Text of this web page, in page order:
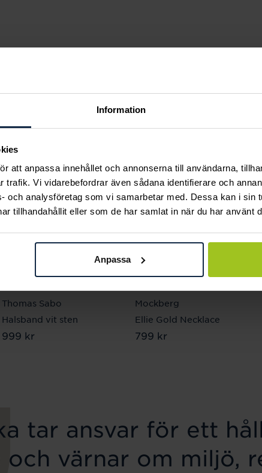
Information
att anpassa innehållet och annonserna till användarna,
trafik. Vi vidarebefordrar även sådana identifierare och
och analysföretag som vi samarbetar med. Dessa kan i sin
tillhandahållit eller som de har samlat in när du har använt
Anpassa
Andra köpte också
Thomas Sabo
Halsband vit sten
Pris:999 kr
999 kr
Mockberg
Ellie Gold Necklace
Pris :799 kr
799 kr
tar ansvar för ett
och värnar om miljö,